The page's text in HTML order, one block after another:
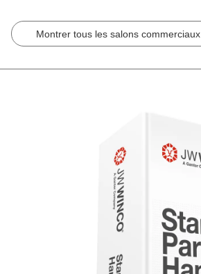
Montrer tous les salons commerciaux